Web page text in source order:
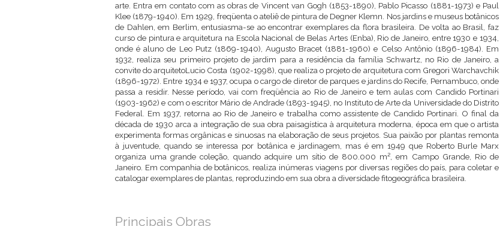
arte. Entra em contato com as obras de Vincent van Gogh (1853-1890), Pablo Picasso (1881-1973) e Paul
Klee (1879-1940). Em 1929, freqüenta o ateliê de pintura de Degner Klemn. Nos jardins e museus botânicos
de Dahlen, em Berlim, entusiasma-se ao encontrar exemplares da flora brasileira. De volta ao Brasil, faz
curso de pintura e arquitetura na Escola Nacional de Belas Artes (Enba), Rio de Janeiro, entre 1930 e 1934,
onde é aluno de Leo Putz (1869-1940), Augusto Bracet (1881-1960) e Celso Antônio (1896-1984). Em
1932, realiza seu primeiro projeto de jardim para a residência da família Schwartz, no Rio de Janeiro, a
convite do arquitetoLucio Costa (1902-1998), que realiza o projeto de arquitetura com Gregori Warchavchik
(1896-1972). Entre 1934 e 1937, ocupa o cargo de diretor de parques e jardins do Recife, Pernambuco, onde
passa a residir. Nesse período, vai com freqüência ao Rio de Janeiro e tem aulas com Candido Portinari
(1903-1962) e com o escritor Mário de Andrade (1893-1945), no Instituto de Arte da Universidade do Distrito
Federal. Em 1937, retorna ao Rio de Janeiro e trabalha como assistente de Candido Portinari. O final da
década de 1930 arca a integração de sua obra paisagística à arquitetura moderna, época em que o artista
experimenta formas orgânicas e sinuosas na elaboração de seus projetos. Sua paixão por plantas remonta
à juventude, quando se interessa por botânica e jardinagem, mas é em 1949 que Roberto Burle Marx
organiza uma grande coleção, quando adquire um sítio de 800.000 m², em Campo Grande, Rio de
Janeiro. Em companhia de botânicos, realiza inúmeras viagens por diversas regiões do país, para coletar e
catalogar exemplares de plantas, reproduzindo em sua obra a diversidade fitogeográfica brasileira.
Principais Obras